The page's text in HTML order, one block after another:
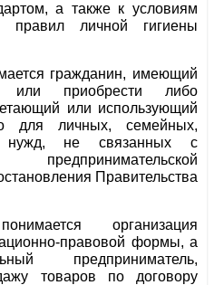
а также к условиям
личной гигиены
гражданин, имеющий
или приобрести либо
или использующий
для личных, семейных,
не связанных с
Правительства
организация
правовой формы, а
предприниматель,
товаров по договору